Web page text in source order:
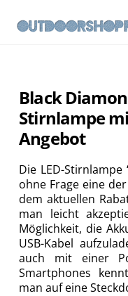
content
Black
Stirnlampe
Angebot
Die LED-
ohne Frage eine
dem aktuellen
man leicht
Möglichkeit, die
USB-Kabel
auch mit einer
Smartphones
man auf eine